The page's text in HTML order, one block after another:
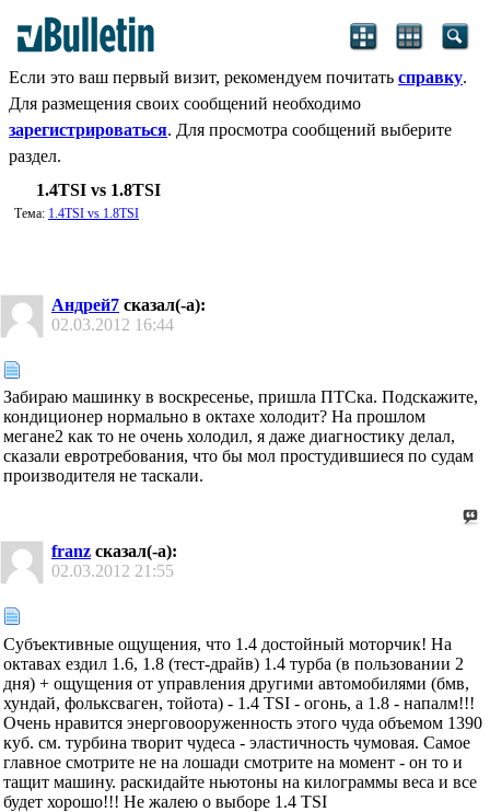
Если это ваш первый визит, рекомендуем почитать справку.
Для размещения своих сообщений необходимо
зарегистрироваться. Для просмотра сообщений выберите
раздел.
1.4TSI vs 1.8TSI
Тема: 1.4TSI vs 1.8TSI
Андрей7 сказал(-а):
02.03.2012 16:44
Забираю машинку в воскресенье, пришла ПТСка. Подскажите,
кондиционер нормально в октахе холодит? На прошлом
мегане2 как то не очень холодил, я даже диагностику делал,
сказали евротребования, что бы мол простудившиеся по судам
производителя не таскали.
franz сказал(-а):
02.03.2012 21:55
Субъективные ощущения, что 1.4 достойный моторчик! На
октавах ездил 1.6, 1.8 (тест-драйв) 1.4 турба (в пользовании 2
дня) + ощущения от управления другими автомобилями (бмв,
хундай, фольксваген, тойота) - 1.4 TSI - огонь, а 1.8 - напалм!!!
Очень нравится энерговооруженность этого чуда объемом 1390
куб. см. турбина творит чудеса - эластичность чумовая. Самое
главное смотрите не на лошади смотрите на момент - он то и
тащит машину. раскидайте ньютоны на килограммы веса и все
будет хорошо!!! Не жалею о выборе 1.4 TSI